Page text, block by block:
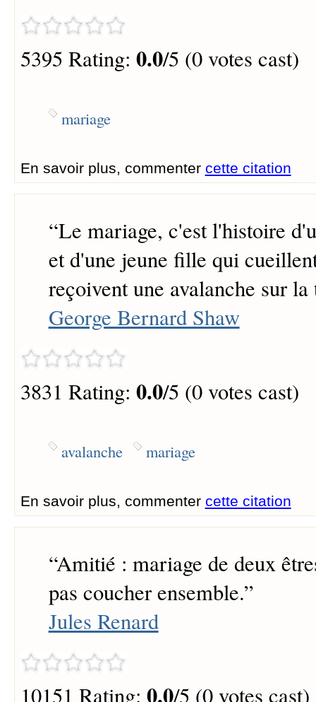
5395 Rating: 0.0/5 (0 votes cast)
mariage
En savoir plus, commenter cette citation
“Le mariage, c'est l'histoire
et d'une jeune fille qui
reçoivent une avalanche sur la
George Bernard Shaw
3831 Rating: 0.0/5 (0 votes cast)
avalanche mariage
En savoir plus, commenter cette citation
“Amitié : mariage de deux
pas coucher ensemble.”
Jules Renard
10151 Rating: 0.0/5 (0 votes cast)